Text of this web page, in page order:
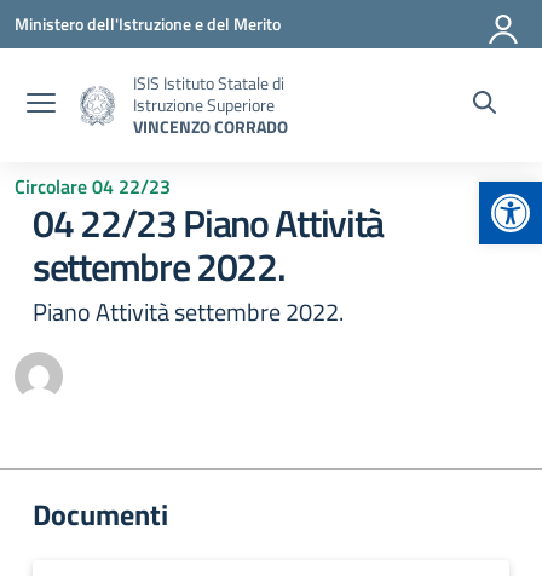
Vai ai contenuti
Vai al menu di navigazione
Vai al footer
Ministero dell'Istruzione e del Merito
ISIS Istituto Statale di
Istruzione Superiore
VINCENZO CORRADO
Circolare 04 22/23
04 22/23 Piano Attività
settembre 2022.
Piano Attività settembre 2022.
Documenti